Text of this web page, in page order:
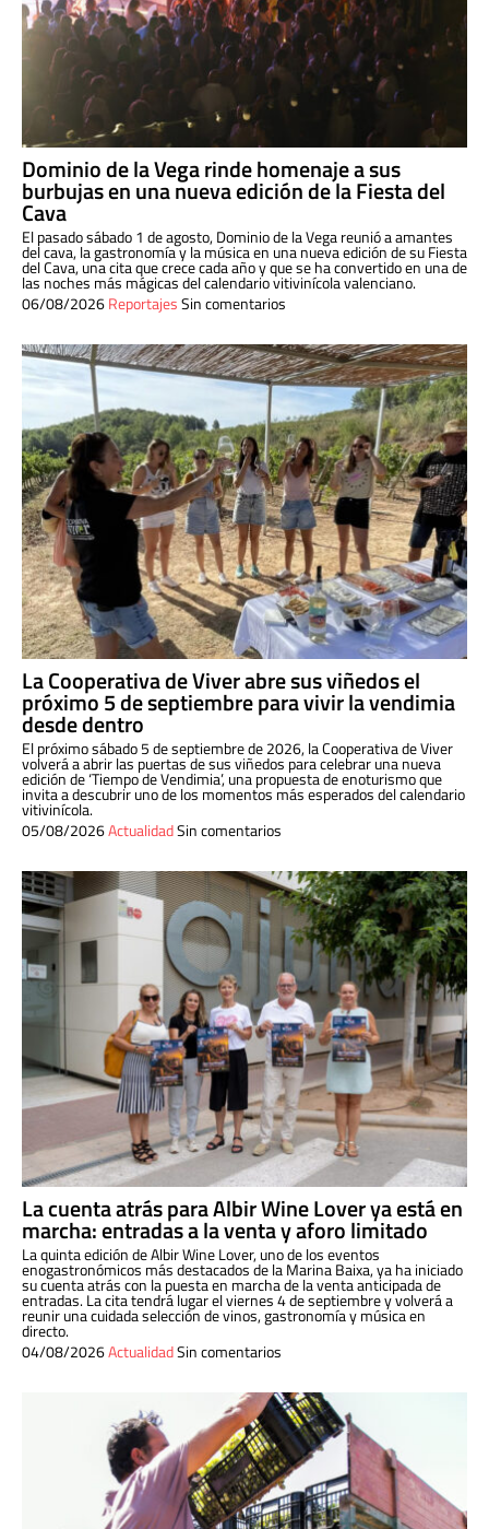
Dominio de la Vega rinde homenaje a sus
burbujas en una nueva edición de la Fiesta del
Cava
El pasado sábado 1 de agosto, Dominio de la Vega reunió a amantes
del cava, la gastronomía y la música en una nueva edición de su Fiesta
del Cava, una cita que crece cada año y que se ha convertido en una de
las noches más mágicas del calendario vitivinícola valenciano.
06/08/2026ReportajesSin comentarios
La Cooperativa de Viver abre sus viñedos el
próximo 5 de septiembre para vivir la vendimia
desde dentro
El próximo sábado 5 de septiembre de 2026, la Cooperativa de Viver
volverá a abrir las puertas de sus viñedos para celebrar una nueva
edición de ‘Tiempo de Vendimia’, una propuesta de enoturismo que
invita a descubrir uno de los momentos más esperados del calendario
vitivinícola.
05/08/2026ActualidadSin comentarios
La cuenta atrás para Albir Wine Lover ya está en
marcha: entradas a la venta y aforo limitado
La quinta edición de Albir Wine Lover, uno de los eventos
enogastronómicos más destacados de la Marina Baixa, ya ha iniciado
su cuenta atrás con la puesta en marcha de la venta anticipada de
entradas. La cita tendrá lugar el viernes 4 de septiembre y volverá a
reunir una cuidada selección de vinos, gastronomía y música en
directo.
04/08/2026ActualidadSin comentarios